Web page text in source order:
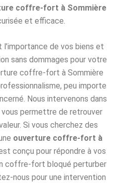
coffre-fort à Sommière
et efficace.
de vos biens et
sans dommages pour votre
coffre-fort à Sommière
peu importe
Nous intervenons dans
permettre de retrouver
Si vous cherchez des
ouverture coffre-fort à
conçu pour répondre à vos
coffre-fort bloqué perturber
nous pour une intervention